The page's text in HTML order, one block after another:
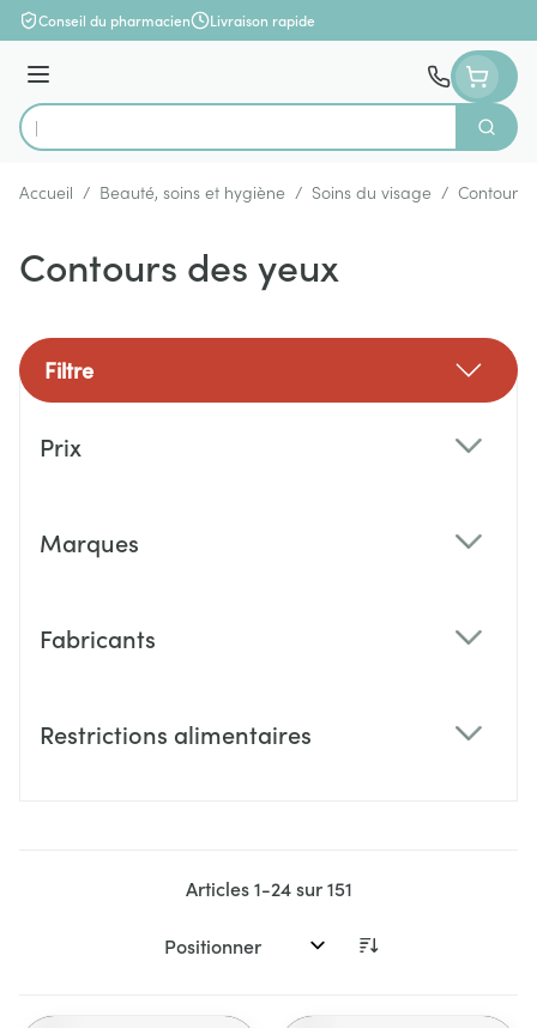
Aller au contenu
Conseil du pharmacien Livraison rapide
Menu
Rechercher
Accueil / Beauté, soins et hygiène / Soins du visage / Contours
Contours des yeux
Filtre
Prix
Marques
Fabricants
Restrictions alimentaires
Articles1-24sur151
Trier par: